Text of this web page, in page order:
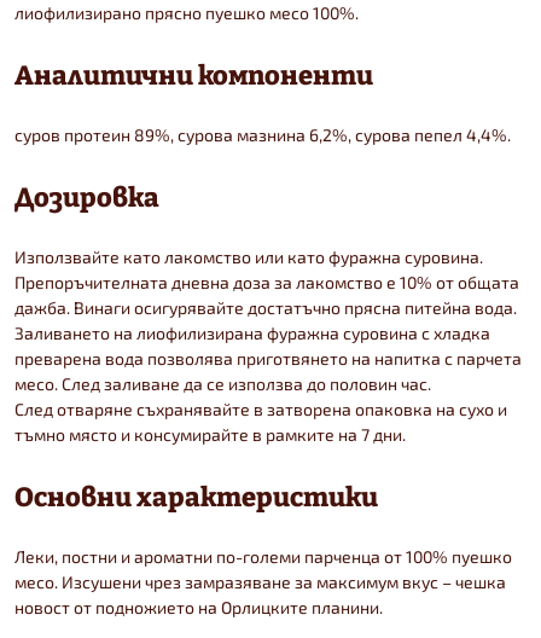
лиофилизирано прясно пуешко месо 100%.
Аналитични компоненти
суров протеин 89%, сурова мазнина 6,2%, сурова пепел 4,4%.
Дозировка
Използвайте като лакомство или като фуражна суровина.
Препоръчителната дневна доза за лакомство е 10% от общата
дажба. Винаги осигурявайте достатъчно прясна питейна вода.
Заливането на лиофилизирана фуражна суровина с хладка
преварена вода позволява приготвянето на напитка с парчета
месо. След заливане да се използва до половин час.
След отваряне съхранявайте в затворена опаковка на сухо и
тъмно място и консумирайте в рамките на 7 дни.
Основни характеристики
Леки, постни и ароматни по-големи парченца от 100% пуешко
месо. Изсушени чрез замразяване за максимум вкус – чешка
новост от подножието на Орлицките планини.